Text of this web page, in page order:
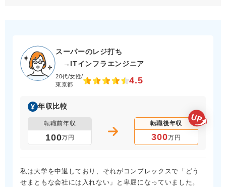
スーパーのレジ打ち
→ITインフラエンジニア
20代/女性/
東京都
4.5
年収比較
転職前年収
100万円
転職後年収
300万円
私は大学を中退しており、それがコンプレックスで「どう
せまともな会社には入れない」と卑屈になっていました。